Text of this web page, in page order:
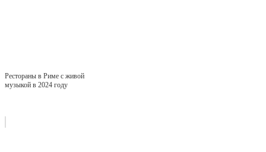
Рестораны в Риме с живой
музыкой в 2024 году